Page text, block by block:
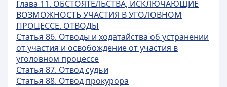
Глава 11. ОБСТОЯТЕЛЬСТВА, ИСКЛЮЧАЮЩИЕ
ВОЗМОЖНОСТЬ УЧАСТИЯ В УГОЛОВНОМ
ПРОЦЕССЕ. ОТВОДЫ
Статья 86. Отводы и ходатайства об устранении
от участия и освобождение от участия в
уголовном процессе
Статья 87. Отвод судьи
Статья 88. Отвод прокурора